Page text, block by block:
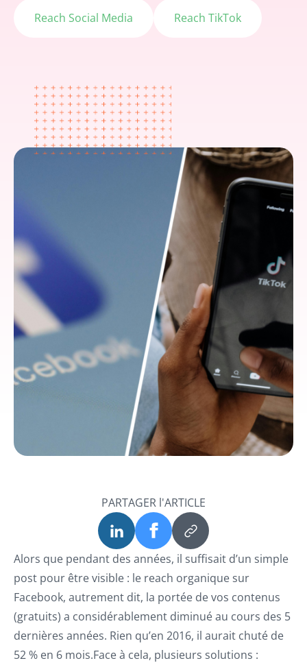
Reach Social Media Reach TikTok
PARTAGER l'ARTICLE
Alors que pendant des années, il suffisait d’un simple
post pour être visible : le reach organique sur
Facebook, autrement dit, la portée de vos contenus
(gratuits) a considérablement diminué au cours des 5
dernières années. Rien qu’en 2016, il aurait chuté de
52 % en 6 mois.Face à cela, plusieurs solutions :